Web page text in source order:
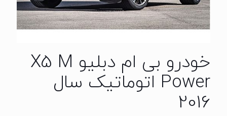
خودرو بی ام دبلیو X5 M
Power اتوماتیک سال
2016